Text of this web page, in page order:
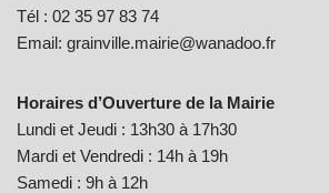
Tél : 02 35 97 83 74
Email: grainville.mairie@wanadoo.fr
Horaires d’Ouverture de la Mairie
Lundi et Jeudi : 13h30 à 17h30
Mardi et Vendredi : 14h à 19h
Samedi : 9h à 12h